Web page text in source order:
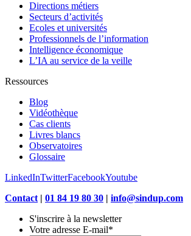
Directions métiers
Secteurs d’activités
Ecoles et universités
Professionnels de l’information
Intelligence économique
L’IA au service de la veille
Ressources
Blog
Vidéothèque
Cas clients
Livres blancs
Observatoires
Glossaire
LinkedInTwitterFacebookYoutube
Contact | 01 84 19 80 30 | info@sindup.com
S'inscrire à la newsletter
Votre adresse E-mail*